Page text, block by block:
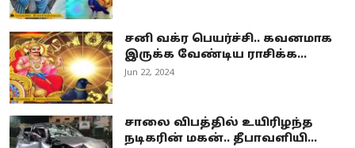
சனி வக்ர பெயர்ச்சி.. கவனமாக
இருக்க வேண்டிய ராசிக்க...
Jun 22, 2024
சாலை விபத்தில் உயிரிழந்த
நடிகரின் மகன்.. தீபாவளியி...